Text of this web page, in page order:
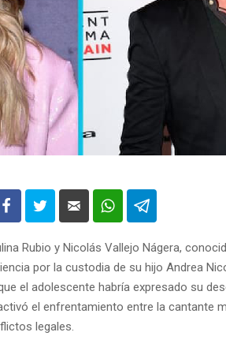
Rubio y Nicolás Vallejo Nágera,
por la custodia de su hijo Andrea
el adolescente habría expresado su
el enfrentamiento entre la cantante
legales.